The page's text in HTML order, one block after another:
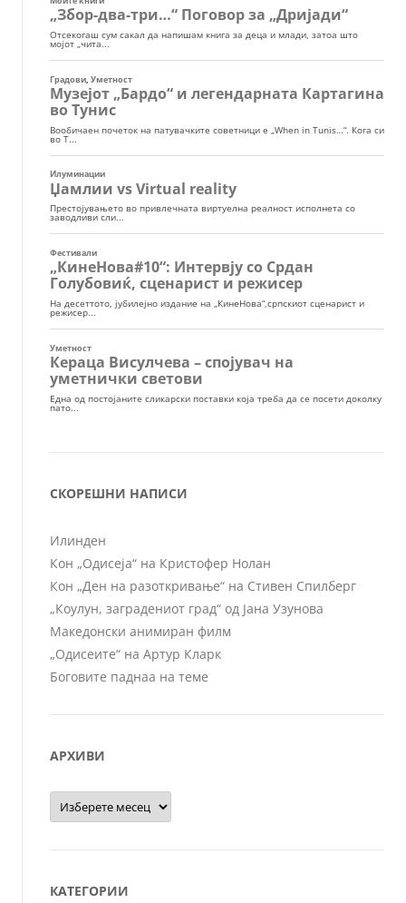
СКОРЕШНИ НАПИСИ
Илинден
Кон „Одисеја“ на Кристофер Нолан
Кон „Ден на разоткривање“ на Стивен Спилберг
„Коулун, заградениот град“ од Јана Узунова
Македонски анимиран филм
„Одисеите“ на Артур Кларк
Боговите паднаа на теме
АРХИВИ
Архиви
КАТЕГОРИИ